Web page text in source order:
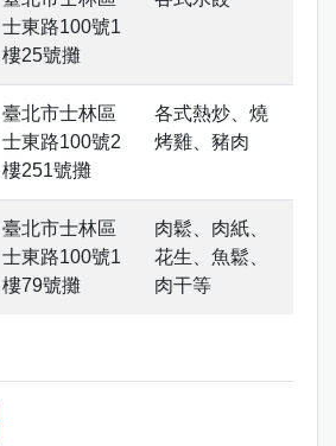
士東路100號1
樓25號攤
臺北市士林區
士東路100號2
樓251號攤
各式熱炒、燒
烤雞、豬肉
臺北市士林區
士東路100號1
樓79號攤
肉鬆、肉紙、
花生、魚鬆、
肉干等